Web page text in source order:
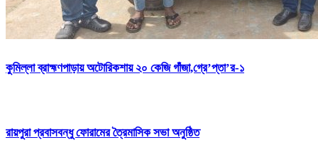
কুমিল্লা ব্রাহ্মণপাড়ায় অটোরিকশায় ২০ কেজি গাঁজা,গ্রে’প্তা’র-১
রায়পুরা প্রবাসবন্ধু ফোরামের ত্রৈমাসিক সভা অনুষ্ঠিত